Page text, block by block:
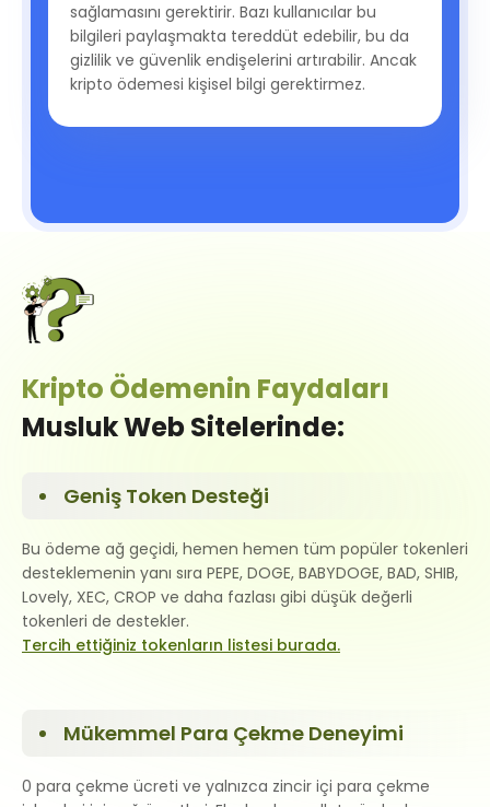
sağlamasını gerektirir. Bazı kullanıcılar bu
bilgileri paylaşmakta tereddüt edebilir, bu da
gizlilik ve güvenlik endişelerini artırabilir. Ancak
kripto ödemesi kişisel bilgi gerektirmez.
Kripto Ödemenin Faydaları
Musluk Web Sitelerinde:
Geniş Token Desteği
Bu ödeme ağ geçidi, hemen hemen tüm popüler tokenleri
desteklemenin yanı sıra PEPE, DOGE, BABYDOGE, BAD, SHIB,
Lovely, XEC, CROP ve daha fazlası gibi düşük değerli
tokenleri de destekler.
Tercih ettiğiniz tokenların listesi burada.
Mükemmel Para Çekme Deneyimi
0 para çekme ücreti ve yalnızca zincir içi para çekme